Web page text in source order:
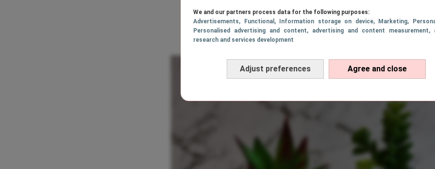
We and our partners process data for the following purposes:
Advertisements, Functional , Information storage on device, Marketing,
Personalised advertising and content, advertising and content measurement,
research and services development
Adjust preferences Agree and close